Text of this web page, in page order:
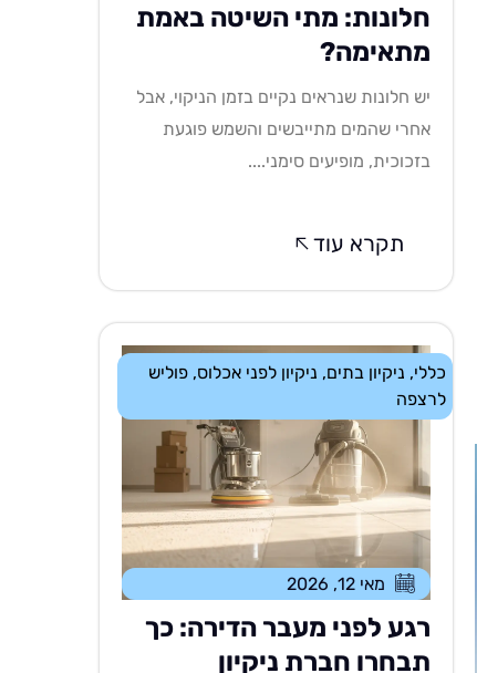
חלונות: מתי השיטה באמת
מתאימה?
יש חלונות שנראים נקיים בזמן הניקוי, אבל
אחרי שהמים מתייבשים והשמש פוגעת
בזכוכית, מופיעים סימני....
תקרא עוד
כללי, ניקיון בתים, ניקיון לפני אכלוס,פוליש
לרצפה
מאי 12, 2026
רגע לפני מעבר הדירה: כך
תבחרו חברת ניקיון